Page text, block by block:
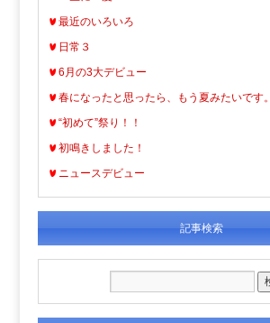
最近のいろいろ
日常３
6月の3大デビュー
春になったと思ったら、もう夏みたいです。
“初めて”祭り！！
初鳴きしました！
ニュースデビュー
記事検索